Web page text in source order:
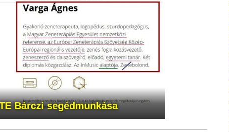
Bárczi segédmunkása